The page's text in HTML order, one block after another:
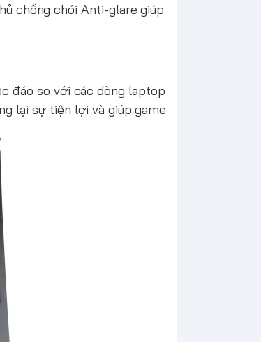
chống chói Anti-glare giúp
đáo so với các dòng laptop
lại sự tiện lợi và giúp game